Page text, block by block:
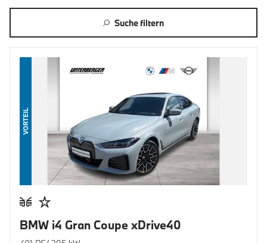
Suche filtern
VORTEIL
BMW i4 Gran Coupe xDrive40